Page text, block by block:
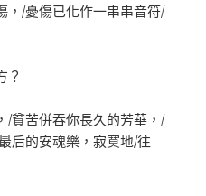
，/憂傷已化作一串串音符/
？
/貧苦併吞你長久的芳華，/
后的安魂樂，寂寞地/往